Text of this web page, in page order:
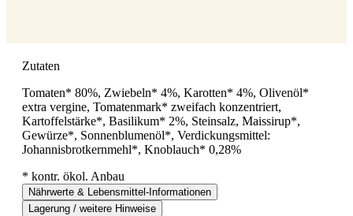
Zutaten
Tomaten* 80%, Zwiebeln* 4%, Karotten* 4%, Olivenöl*
extra vergine, Tomatenmark* zweifach konzentriert,
Kartoffelstärke*, Basilikum* 2%, Steinsalz, Maissirup*,
Gewürze*, Sonnenblumenöl*, Verdickungsmittel:
Johannisbrotkernmehl*, Knoblauch* 0,28%
* kontr. ökol. Anbau
Nährwerte & Lebensmittel-Informationen
Lagerung / weitere Hinweise